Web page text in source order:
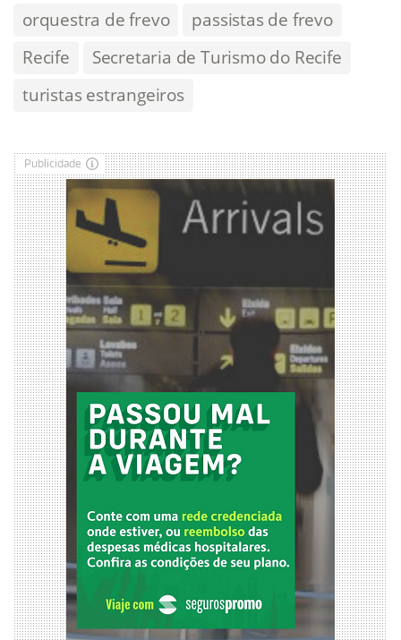
orquestra de frevo
passistas de frevo
Recife
Secretaria de Turismo do Recife
turistas estrangeiros
Publicidade